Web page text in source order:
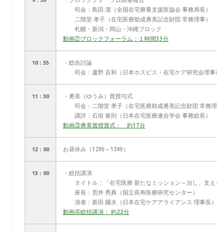
司会：島田 潔（全国在宅療養支援医協会 事務局長）
二階堂 孝子（在宅医療助成勇美記念財団 常務理事）
札幌・新潟・岡山・沖縄ブロック
動画②ブロックフォーラム：１時間33分
10：55
・総合討論
司会：蘆野 吉和（日本ホスピス・在宅ケア研究会理事
11：30
・勇美（ゆうみ）賞授与式
司会：二階堂 孝子（在宅医療助成勇美記念財団 常務
講評：石垣 泰則（日本在宅医療連合学会 事務総長）
動画③勇美賞授賞式： 約17分
12：00 お昼休み（12時～13時）
13：00
・総括講演
タイトル：「在宅医療 新たなミッション～治し、支え
座長：荒井 秀典（国立長寿医療研究センター）
演者：新田 國夫（日本在宅ケアアライアンス 理事長）
動画④総括講演： 約22分